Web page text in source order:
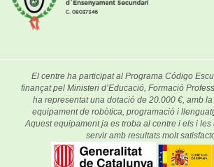
El centre ha participat al Programa Código
finançat pel Ministeri d’Educació, Formació
ha representat una dotació de 20.000 €, amb
equipament de robòtica, programació i
Aquest equipament ja es troba al centre i els i les
servir amb resultats molt